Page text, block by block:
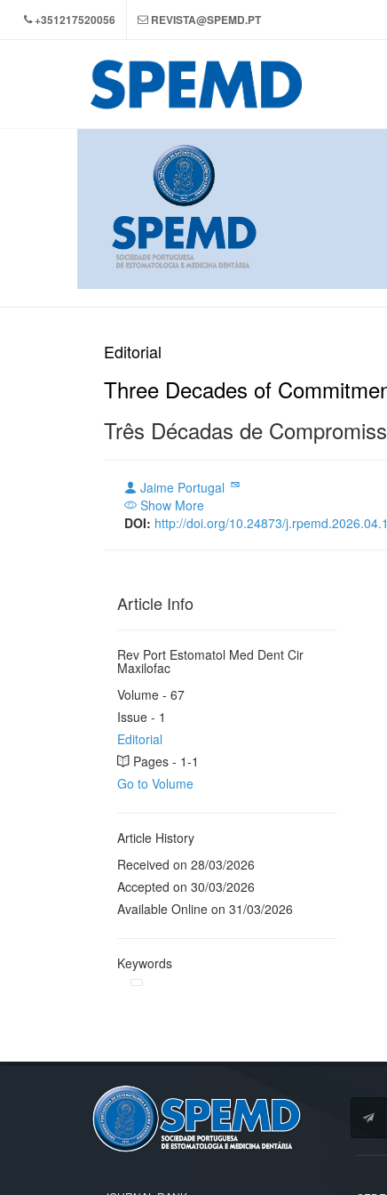
+351217520056 REVISTA@SPEMD.PT
Editorial
Three Decades of
Três Décadas de
Jaime Portugal
Show More
DOI: http://doi.org/10.24873/
Article Info
Rev Port Estomatol Med Dent Cir
Maxilofac
Volume - 67
Issue - 1
Editorial
Pages - 1-1
Go to Volume
Article History
Received on 28/03/2026
Accepted on 30/03/2026
Available Online on 31/03/2026
Keywords